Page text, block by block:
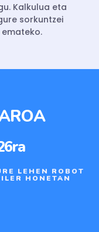
Kalkulua eta
sorkuntzei
LEHEN ROBOT
HONETAN